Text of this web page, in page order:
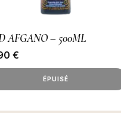
AFGANO – 500ML
€
ÉPUISÉ